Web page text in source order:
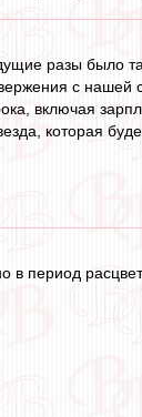
разы было
с
включая
которая
в период